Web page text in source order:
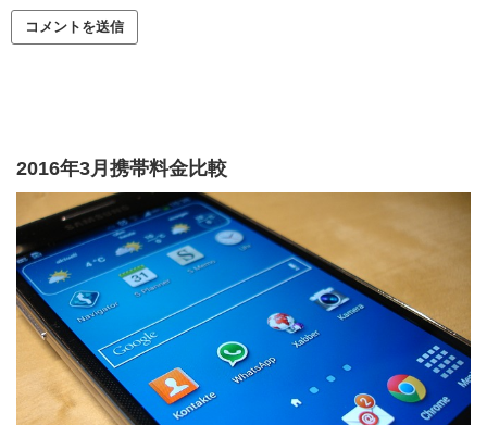
2016年3月携帯料金比較